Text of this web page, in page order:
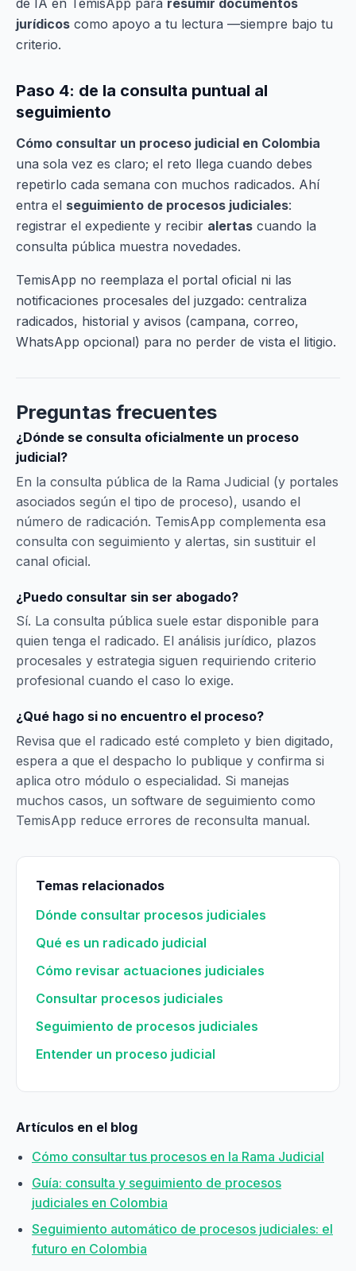
de IA en TemisApp para resumir documentos
jurídicos como apoyo a tu lectura —siempre bajo tu
criterio.
Paso 4: de la consulta puntual al
seguimiento
Cómo consultar un proceso judicial en Colombia
una sola vez es claro; el reto llega cuando debes
repetirlo cada semana con muchos radicados. Ahí
entra el seguimiento de procesos judiciales:
registrar el expediente y recibir alertas cuando la
consulta pública muestra novedades.
TemisApp no reemplaza el portal oficial ni las
notificaciones procesales del juzgado: centraliza
radicados, historial y avisos (campana, correo,
WhatsApp opcional) para no perder de vista el litigio.
Preguntas frecuentes
¿Dónde se consulta oficialmente un proceso
judicial?
En la consulta pública de la Rama Judicial (y portales
asociados según el tipo de proceso), usando el
número de radicación. TemisApp complementa esa
consulta con seguimiento y alertas, sin sustituir el
canal oficial.
¿Puedo consultar sin ser abogado?
Sí. La consulta pública suele estar disponible para
quien tenga el radicado. El análisis jurídico, plazos
procesales y estrategia siguen requiriendo criterio
profesional cuando el caso lo exige.
¿Qué hago si no encuentro el proceso?
Revisa que el radicado esté completo y bien digitado,
espera a que el despacho lo publique y confirma si
aplica otro módulo o especialidad. Si manejas
muchos casos, un software de seguimiento como
TemisApp reduce errores de reconsulta manual.
Temas relacionados
Dónde consultar procesos judiciales
Qué es un radicado judicial
Cómo revisar actuaciones judiciales
Consultar procesos judiciales
Seguimiento de procesos judiciales
Entender un proceso judicial
Artículos en el blog
Cómo consultar tus procesos en la Rama Judicial
Guía: consulta y seguimiento de procesos
judiciales en Colombia
Seguimiento automático de procesos judiciales: el
futuro en Colombia